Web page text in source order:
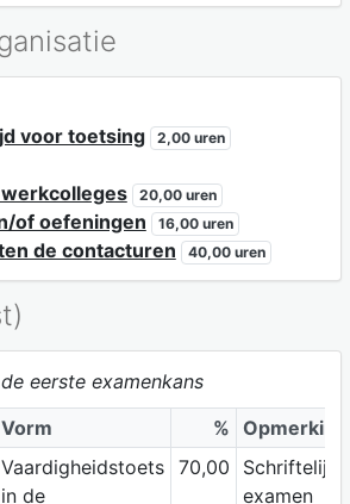
voor toetsing
2,00 uren
20,00 uren
of oefeningen 16,00 uren
de contacturen 40,00 uren
eerste examenkans
Vorm % Opmerking
Vaardigheidstoets
in de
70,00
Schriftelijk
examen